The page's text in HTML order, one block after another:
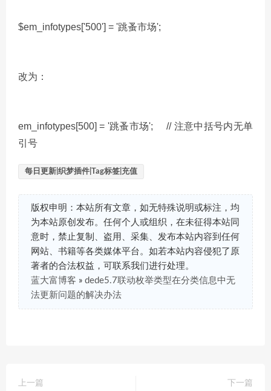
$em_infotypes['500'] = '跳蚤市场';
改为：
em_infotypes[500] = '跳蚤市场'; // 注意中括号内无单
引号
每日更新|织梦插件|Tag标签|充值
版权申明：本站所有文章，如无特殊说明或标注，均
为本站原创发布。任何个人或组织，在未征得本站同
意时，禁止复制、盗用、采集、发布本站内容到任何
网站、书籍等各类媒体平台。如若本站内容侵犯了原
著者的合法权益，可联系我们进行处理。
蓝大富博客 » dede5.7联动枚举类型在分类信息中无
法更新问题的解决办法
上一篇
下一篇